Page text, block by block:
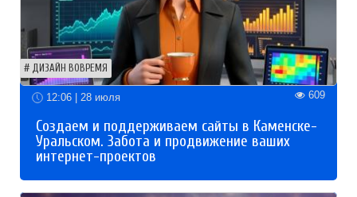
ДИЗАЙН ВОВРЕМЯ
12:06 | 28 июля 609
Создаем и поддерживаем сайты в Каменске-
Уральском. Забота и продвижение ваших
интернет-проектов